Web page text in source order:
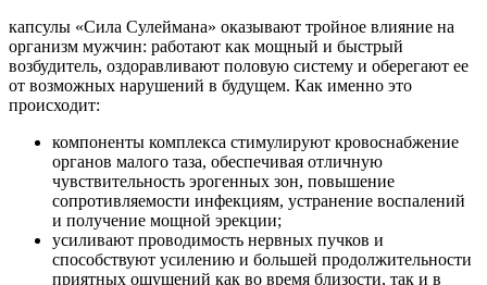
капсулы «Сила Сулеймана» оказывают тройное влияние на
организм мужчин: работают как мощный и быстрый
возбудитель, оздоравливают половую систему и оберегают ее
от возможных нарушений в будущем. Как именно это
происходит:
компоненты комплекса стимулируют кровоснабжение
органов малого таза, обеспечивая отличную
чувствительность эрогенных зон, повышение
сопротивляемости инфекциям, устранение воспалений
и получение мощной эрекции;
усиливают проводимость нервных пучков и
способствуют усилению и большей продолжительности
приятных ощущений как во время близости, так и в